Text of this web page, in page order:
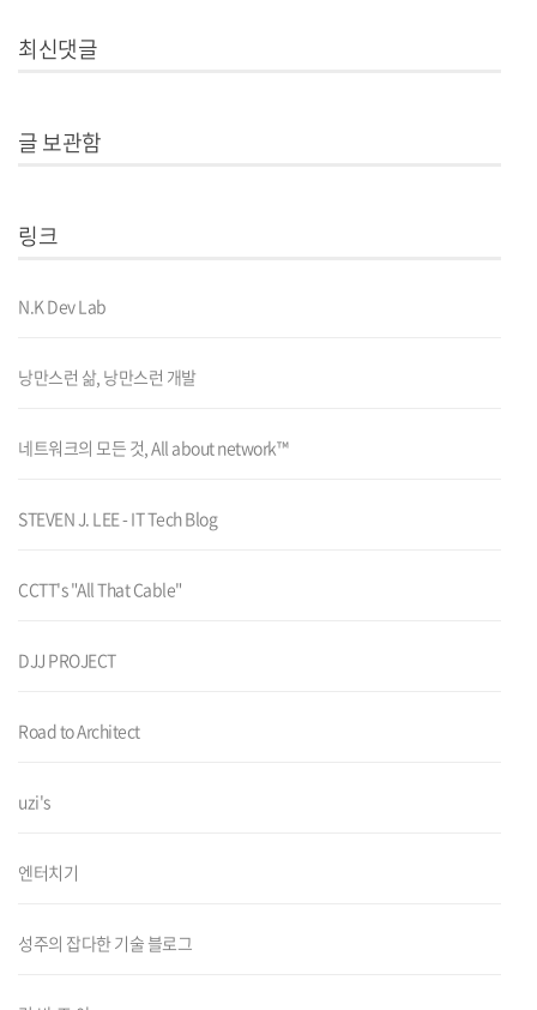
최신댓글
글 보관함
링크
N.K Dev Lab
낭만스런 삶, 낭만스런 개발
네트워크의 모든 것, All about network™
STEVEN J. LEE - IT Tech Blog
CCTT's "All That Cable"
DJJ PROJECT
Road to Architect
uzi's
엔터치기
성주의 잡다한 기술 블로그